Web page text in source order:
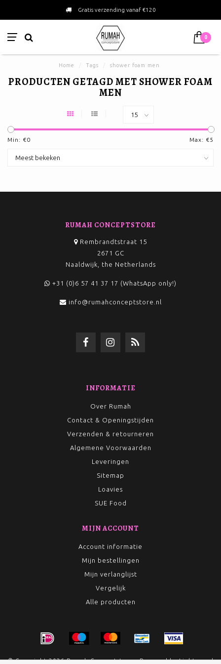
Gratis verzending vanaf €120
0
Home Tags shower foam men
PRODUCTEN GETAGD MET SHOWER FOAM
MEN
Min: €0 Max: €5
RUMAH CONCEPTSTORE
Rembrandtstraat 15
2671 GC
Naaldwijk, the Netherlands
+31 (0)6 57 41 37 17 (WhatsApp only!)
info@rumahconceptstore.nl
INFORMATIE
Over Rumah
Contact & Openingstijden
Verzenden & retourneren
Algemene Voorwaarden
Leveringen
Sitemap
Loavies
SUE Food
MIJN ACCOUNT
Account informatie
Mijn bestellingen
Mijn verlanglijst
Vergelijk
Alle producten
© Copyright 2026 Rumah Conceptstore - Powered byLightspeed